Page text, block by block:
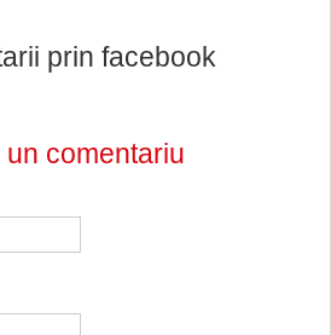
prin facebook
un comentariu